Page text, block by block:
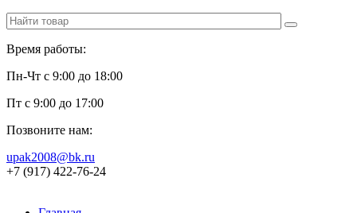
Время работы:
Пн-Чт с 9:00 до 18:00
Пт с 9:00 до 17:00
Позвоните нам:
upak2008@bk.ru
+7 (917) 422-76-24